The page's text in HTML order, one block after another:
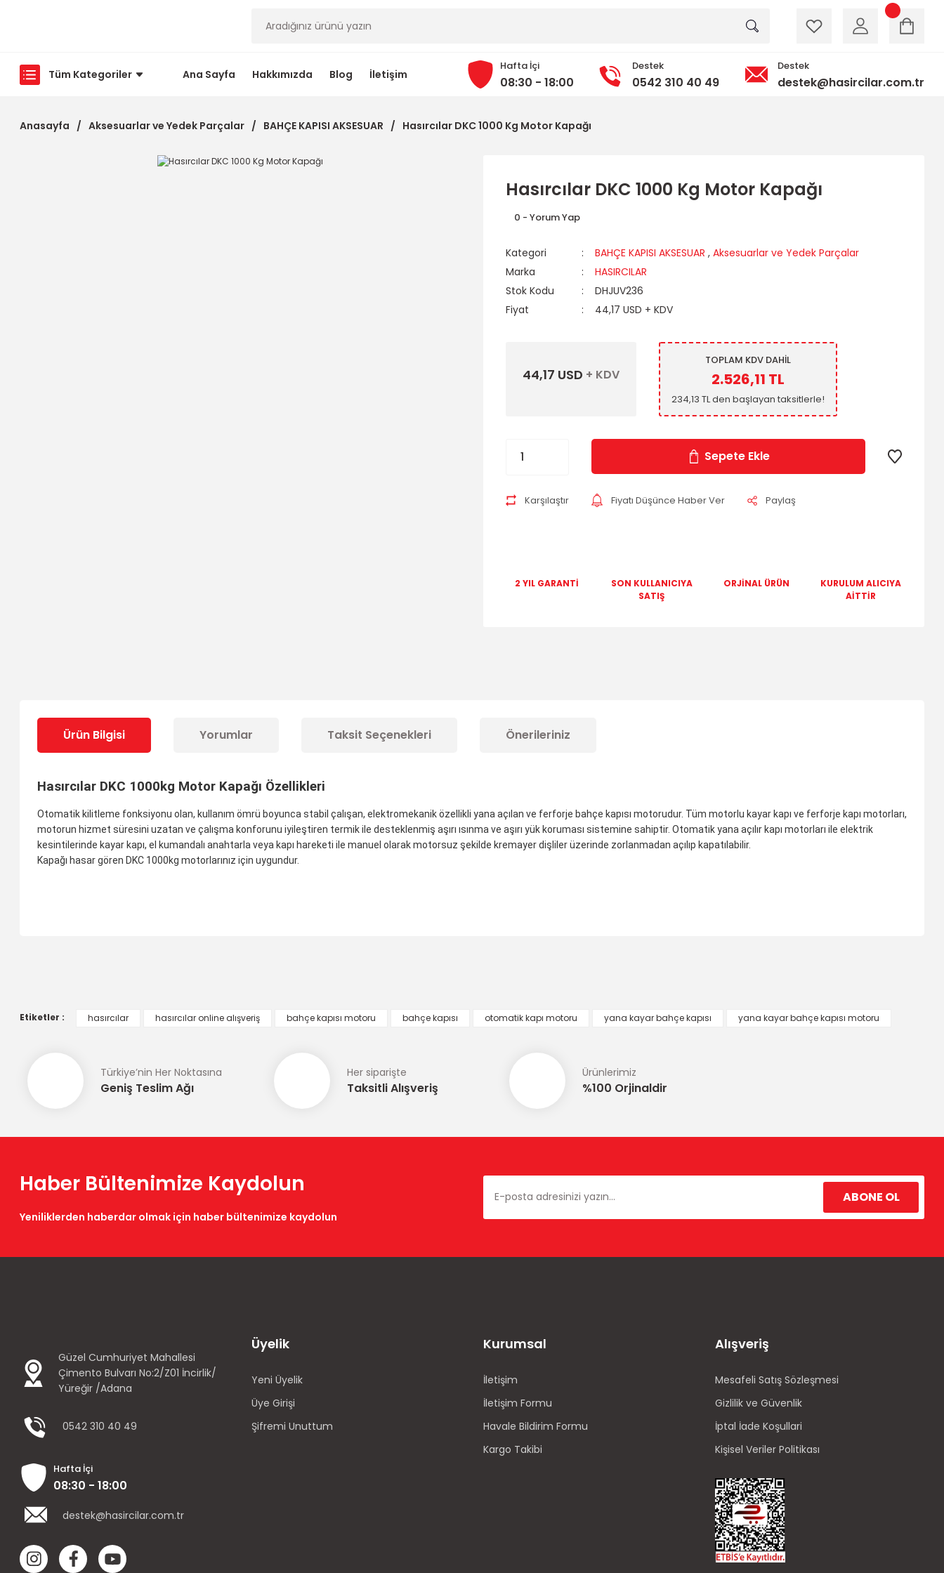
Tüm Kategoriler Ana Sayfa Hakkımızda Blog İletişim
Hafta İçi
08:30 - 18:00
Destek
0542 310 40 49
Destek
destek@hasircilar.com.tr
Anasayfa Aksesuarlar ve Yedek Parçalar BAHÇE KAPISI AKSESUAR Hasırcılar DKC 1000 Kg Motor Kapağı
Hasırcılar DKC 1000 Kg Motor Kapağı
0 - Yorum Yap
Kategori BAHÇE KAPISI AKSESUAR , Aksesuarlar ve Yedek Parçalar
Marka
HASIRCILAR
Stok Kodu
DHJUV236
Fiyat
44,17 USD + KDV
44,17 USD + KDV
TOPLAM KDV DAHİL
2.526,11 TL
234,13 TL den başlayan taksitlerle!
Sepete Ekle
Karşılaştır Fiyatı Düşünce Haber Ver Paylaş
2 YIL GARANTİ
SON KULLANICIYA
SATIŞ
ORJİNAL ÜRÜN
KURULUM ALICIYA
AİTTİR
Ürün Bilgisi Yorumlar Taksit Seçenekleri Önerileriniz
Hasırcılar DKC 1000kg Motor Kapağı Özellikleri
Otomatik kilitleme fonksiyonu olan, kullanım ömrü boyunca stabil çalışan, elektromekanik özellikli yana açılan ve ferforje bahçe kapısı motorudur. Tüm motorlu kayar kapı ve ferforje kapı motorları,
motorun hizmet süresini uzatan ve çalışma konforunu iyileştiren termik ile desteklenmiş aşırı ısınma ve aşırı yük koruması sistemine sahiptir. Otomatik yana açılır kapı motorları ile elektrik
kesintilerinde kayar kapı, el kumandalı anahtarla veya kapı hareketi ile manuel olarak motorsuz şekilde kremayer dişliler üzerinde zorlanmadan açılıp kapatılabilir.
Kapağı hasar gören DKC 1000kg motorlarınız için uygundur.
Ürün açıklamasında eksik bilgiler bulunuyor.
Bu ürüne benzer farklı alternatifler olmalı.
Gönder
Etiketler : hasırcılar hasırcılar online alışveriş bahçe kapısı motoru bahçe kapısı otomatik kapı motoru yana kayar bahçe kapısı yana kayar bahçe kapısı motoru
Türkiye’nin Her Noktasına
Geniş Teslim Ağı
Her siparişte
Taksitli Alışveriş
Ürünlerimiz
%100 Orjinaldir
Haber Bültenimize Kaydolun
Yeniliklerden haberdar olmak için haber bültenimize kaydolun
ABONE OL
Güzel Cumhuriyet Mahallesi
Çimento Bulvarı No:2/Z01 İncirlik/
Yüreğir /Adana
0542 310 40 49
Hafta İçi
08:30 - 18:00
destek@hasircilar.com.tr
Üyelik
Yeni Üyelik
Üye Girişi
Şifremi Unuttum
Kurumsal
İletişim
İletişim Formu
Havale Bildirim Formu
Kargo Takibi
Alışveriş
Mesafeli Satış Sözleşmesi
Gizlilik ve Güvenlik
İptal İade Koşullari
Kişisel Veriler Politikası